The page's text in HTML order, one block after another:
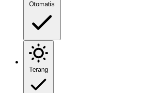
Otomatis
Terang